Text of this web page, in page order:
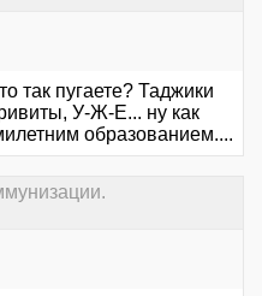
так пугаете? Таджики
У-Ж-Е... ну как
образованием....